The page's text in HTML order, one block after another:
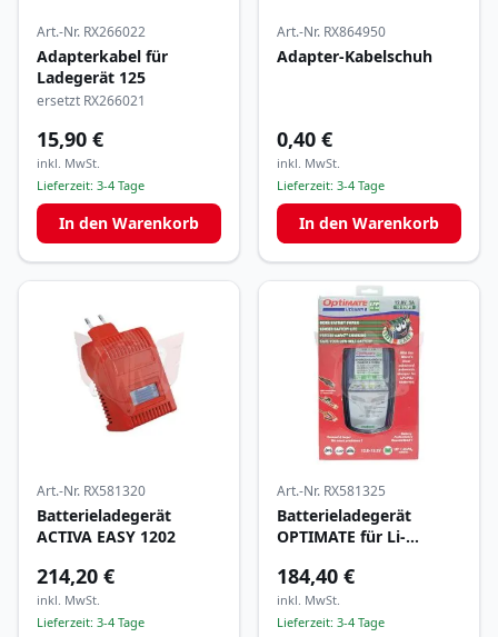
Art.-Nr. RX266022
Adapterkabel für
Ladegerät 125
ersetzt RX266021
15,90 €
inkl. MwSt.
Lieferzeit: 3-4 Tage
In den Warenkorb
Art.-Nr. RX864950
Adapter-Kabelschuh
0,40 €
inkl. MwSt.
Lieferzeit: 3-4 Tage
In den Warenkorb
Art.-Nr. RX581320
Batterieladegerät
ACTIVA EASY 1202
214,20 €
inkl. MwSt.
Lieferzeit: 3-4 Tage
Art.-Nr. RX581325
Batterieladegerät
OPTIMATE für Li-
184,40 €
inkl. MwSt.
Lieferzeit: 3-4 Tage